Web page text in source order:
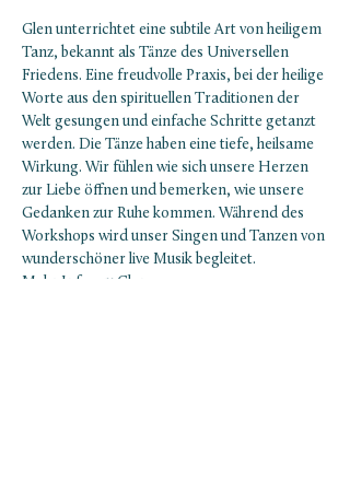
Glen unterrichtet eine subtile Art von heiligem
Tanz, bekannt als Tänze des Universellen
Friedens. Eine freudvolle Praxis, bei der heilige
Worte aus den spirituellen Traditionen der
Welt gesungen und einfache Schritte getanzt
werden. Die Tänze haben eine tiefe, heilsame
Wirkung. Wir fühlen wie sich unsere Herzen
zur Liebe öffnen und bemerken, wie unsere
Gedanken zur Ruhe kommen. Während des
Workshops wird unser Singen und Tanzen von
wunderschöner live Musik begleitet.
Mehr Infos zu Glen: